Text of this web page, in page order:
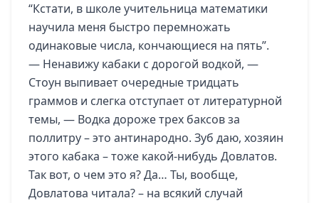
“Кстати, в школе учительница математики
научила меня быстро перемножать
одинаковые числа, кончающиеся на пять”.
— Ненавижу кабаки с дорогой водкой, —
Стоун выпивает очередные тридцать
граммов и слегка отступает от литературной
темы, — Водка дороже трех баксов за
поллитру – это антинародно. Зуб даю, хозяин
этого кабака – тоже какой-нибудь Довлатов.
Так вот, о чем это я? Да… Ты, вообще,
Довлатова читала? – на всякий случай